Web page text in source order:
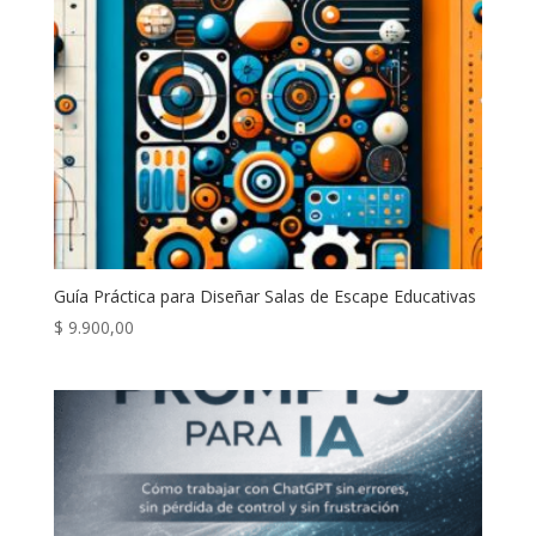
Guía Práctica para Diseñar Salas de Escape Educativas
$ 9.900,00